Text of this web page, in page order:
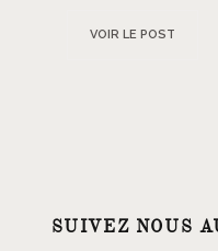
VOIR LE POST
SUIVEZ NOUS